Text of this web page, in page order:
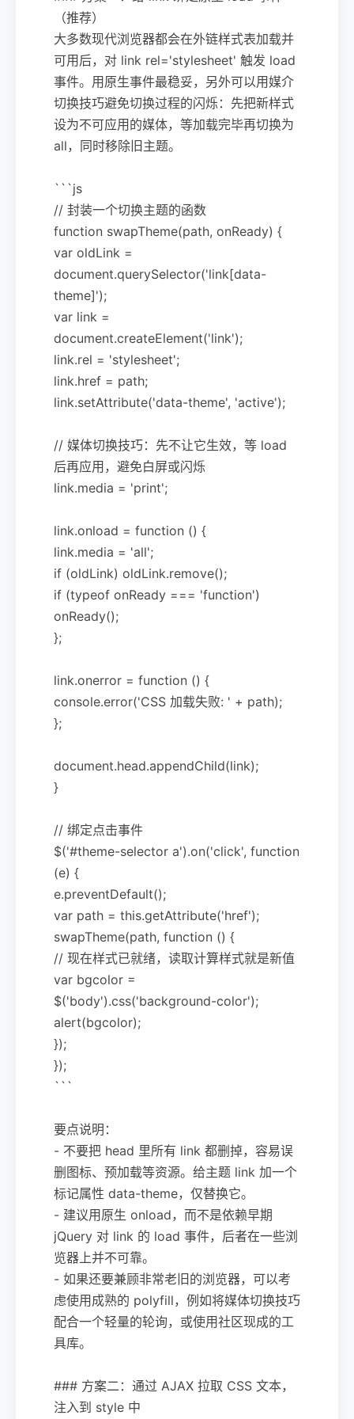
（推荐）
大多数现代浏览器都会在外链样式表加载并
可用后，对 link rel='stylesheet' 触发 load
事件。用原生事件最稳妥，另外可以用媒介
切换技巧避免切换过程的闪烁：先把新样式
设为不可应用的媒体，等加载完毕再切换为
all，同时移除旧主题。
```js
// 封装一个切换主题的函数
function swapTheme(path, onReady) {
var oldLink =
document.querySelector('link[data-
theme]');
var link =
document.createElement('link');
link.rel = 'stylesheet';
link.href = path;
link.setAttribute('data-theme', 'active');
// 媒体切换技巧：先不让它生效，等 load
后再应用，避免白屏或闪烁
link.media = 'print';
link.onload = function () {
link.media = 'all';
if (oldLink) oldLink.remove();
if (typeof onReady === 'function')
onReady();
};
link.onerror = function () {
console.error('CSS 加载失败: ' + path);
};
document.head.appendChild(link);
}
// 绑定点击事件
$('#theme-selector a').on('click', function
(e) {
e.preventDefault();
var path = this.getAttribute('href');
swapTheme(path, function () {
// 现在样式已就绪，读取计算样式就是新值
var bgcolor =
$('body').css('background-color');
alert(bgcolor);
});
});
```
要点说明：
- 不要把 head 里所有 link 都删掉，容易误
删图标、预加载等资源。给主题 link 加一个
标记属性 data-theme，仅替换它。
- 建议用原生 onload，而不是依赖早期
jQuery 对 link 的 load 事件，后者在一些浏
览器上并不可靠。
- 如果还要兼顾非常老旧的浏览器，可以考
虑使用成熟的 polyfill，例如将媒体切换技巧
配合一个轻量的轮询，或使用社区现成的工
具库。
### 方案二：通过 AJAX 拉取 CSS 文本，
注入到 style 中